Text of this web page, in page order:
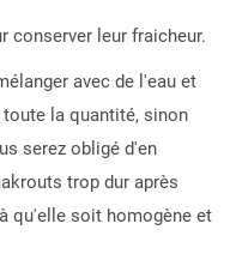
conserver leur fraicheur.
avec de l'eau et
la quantité, sinon
serez obligé d'en
trop dur après
qu'elle soit homogène et